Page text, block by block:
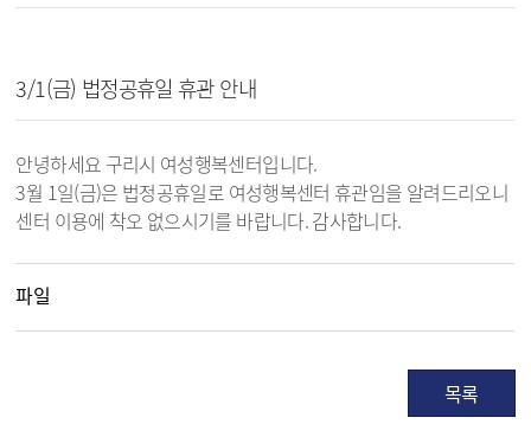
3/1(금) 법정공휴일 휴관 안내
안녕하세요 구리시 여성행복센터입니다.
3월 1일(금)은 법정공휴일로 여성행복센터 휴관임을 알려드리오니
센터 이용에 착오 없으시기를 바랍니다. 감사합니다.
파일
목록